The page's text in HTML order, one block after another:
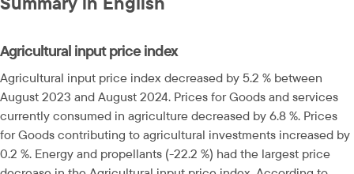
Agricultural input price index
Agricultural input price index decreased by 5.2 % between
August 2023 and August 2024. Prices for Goods and services
currently consumed in agriculture decreased by 6.8 %. Prices
for Goods contributing to agricultural investments increased by
0.2 %. Energy and propellants (-22.2 %) had the largest price